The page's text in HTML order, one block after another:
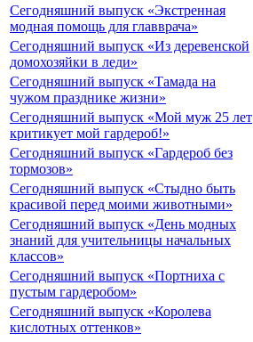
Сегодняшний выпуск «Экстренная
модная помощь для главврача»
Сегодняшний выпуск «Из деревенской
домохозяйки в леди»
Сегодняшний выпуск «Тамада на
чужом празднике жизни»
Сегодняшний выпуск «Мой муж 25 лет
критикует мой гардероб!»
Сегодняшний выпуск «Гардероб без
тормозов»
Сегодняшний выпуск «Стыдно быть
красивой перед моими животными»
Сегодняшний выпуск «День модных
знаний для учительницы начальных
классов»
Сегодняшний выпуск «Портниха с
пустым гардеробом»
Сегодняшний выпуск «Королева
кислотных оттенков»